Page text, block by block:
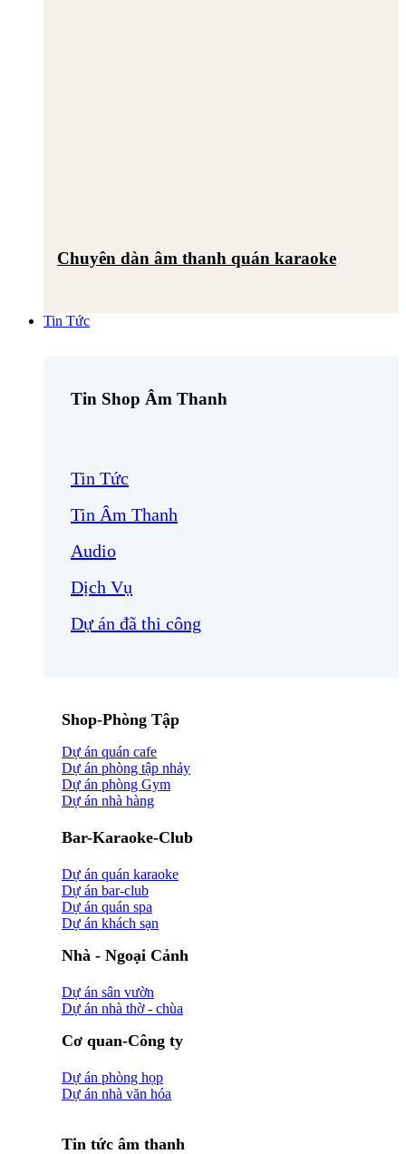
Chuyên dàn âm thanh quán karaoke
Tin Tức
Tin Shop Âm Thanh
Tin Tức
Tin Âm Thanh
Audio
Dịch Vụ
Dự án đã thi công
Shop-Phòng Tập
Dự án quán cafe
Dự án phòng tập nhảy
Dự án phòng Gym
Dự án nhà hàng
Bar-Karaoke-Club
Dự án quán karaoke
Dự án bar-club
Dự án quán spa
Dự án khách sạn
Nhà - Ngoại Cảnh
Dự án sân vườn
Dự án nhà thờ - chùa
Cơ quan-Công ty
Dự án phòng họp
Dự án nhà văn hóa
Tin tức âm thanh